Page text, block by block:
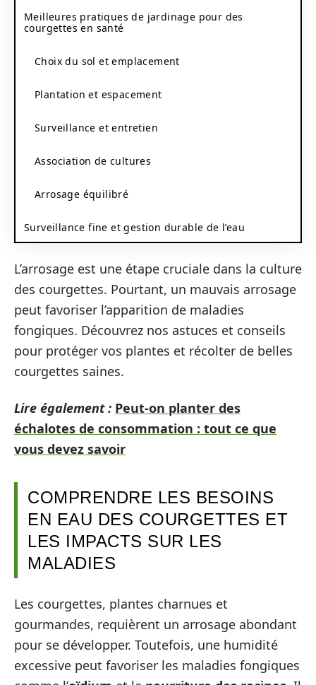
Meilleures pratiques de jardinage pour des
courgettes en santé
Choix du sol et emplacement
Plantation et espacement
Surveillance et entretien
Association de cultures
Arrosage équilibré
Surveillance fine et gestion durable de l’eau
L’arrosage est une étape cruciale dans la culture
des courgettes. Pourtant, un mauvais arrosage
peut favoriser l’apparition de maladies
fongiques. Découvrez nos astuces et conseils
pour protéger vos plantes et récolter de belles
courgettes saines.
Lire également : Peut-on planter des
échalotes de consommation : tout ce que
vous devez savoir
COMPRENDRE LES BESOINS
EN EAU DES COURGETTES ET
LES IMPACTS SUR LES
MALADIES
Les courgettes, plantes charnues et
gourmandes, requièrent un arrosage abondant
pour se développer. Toutefois, une humidité
excessive peut favoriser les maladies fongiques